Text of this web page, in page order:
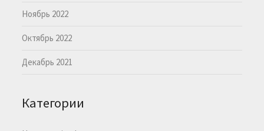
Ноябрь 2022
Октябрь 2022
Декабрь 2021
Категории